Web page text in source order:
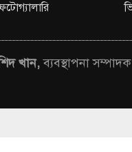
খান,ব্যবস্থাপনা
© All rights reserved ©